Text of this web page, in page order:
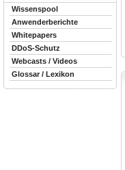
Wissenspool
Anwenderberichte
Whitepapers
DDoS-Schutz
Webcasts / Videos
Glossar / Lexikon